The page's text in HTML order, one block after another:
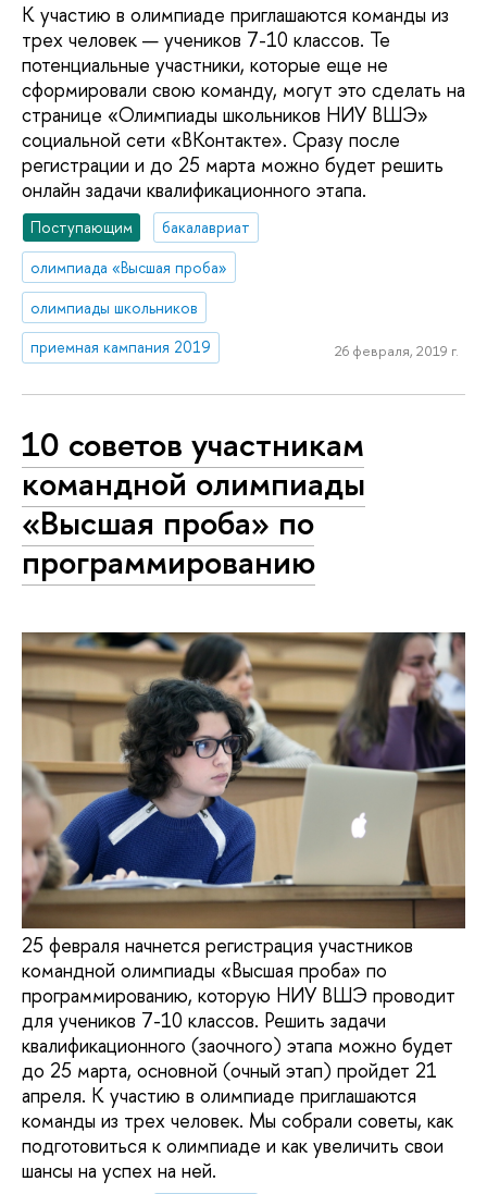
К участию в олимпиаде приглашаются команды из
трех человек — учеников 7-10 классов. Те
потенциальные участники, которые еще не
сформировали свою команду, могут это сделать на
странице «Олимпиады школьников НИУ ВШЭ»
социальной сети «ВКонтакте». Сразу после
регистрации и до 25 марта можно будет решить
онлайн задачи квалификационного этапа.
Поступающим
бакалавриат
олимпиада «Высшая проба»
олимпиады школьников
приемная кампания 2019
26 февраля, 2019 г.
10 советов участникам
командной олимпиады
«Высшая проба» по
программированию
25 февраля начнется регистрация участников
командной олимпиады «Высшая проба» по
программированию, которую НИУ ВШЭ проводит
для учеников 7-10 классов. Решить задачи
квалификационного (заочного) этапа можно будет
до 25 марта, основной (очный этап) пройдет 21
апреля. К участию в олимпиаде приглашаются
команды из трех человек. Мы собрали советы, как
подготовиться к олимпиаде и как увеличить свои
шансы на успех на ней.